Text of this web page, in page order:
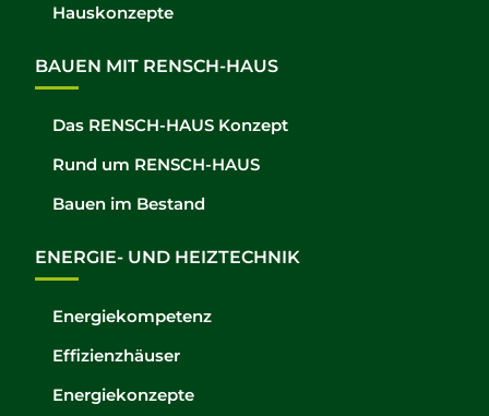
Hauskonzepte
BAUEN MIT RENSCH-HAUS
Das RENSCH-HAUS Konzept
Rund um RENSCH-HAUS
Bauen im Bestand
ENERGIE- UND HEIZTECHNIK
Energiekompetenz
Effizienzhäuser
Energiekonzepte